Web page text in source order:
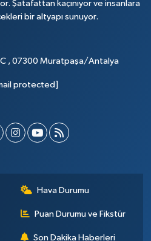
Şatafattan kaçınıyor ve insanlara
bir altyapı sunuyor.
, 07300 Muratpaşa/Antalya
protected]
Hava Durumu
Puan Durumu ve Fikstür
Son Dakika Haberleri